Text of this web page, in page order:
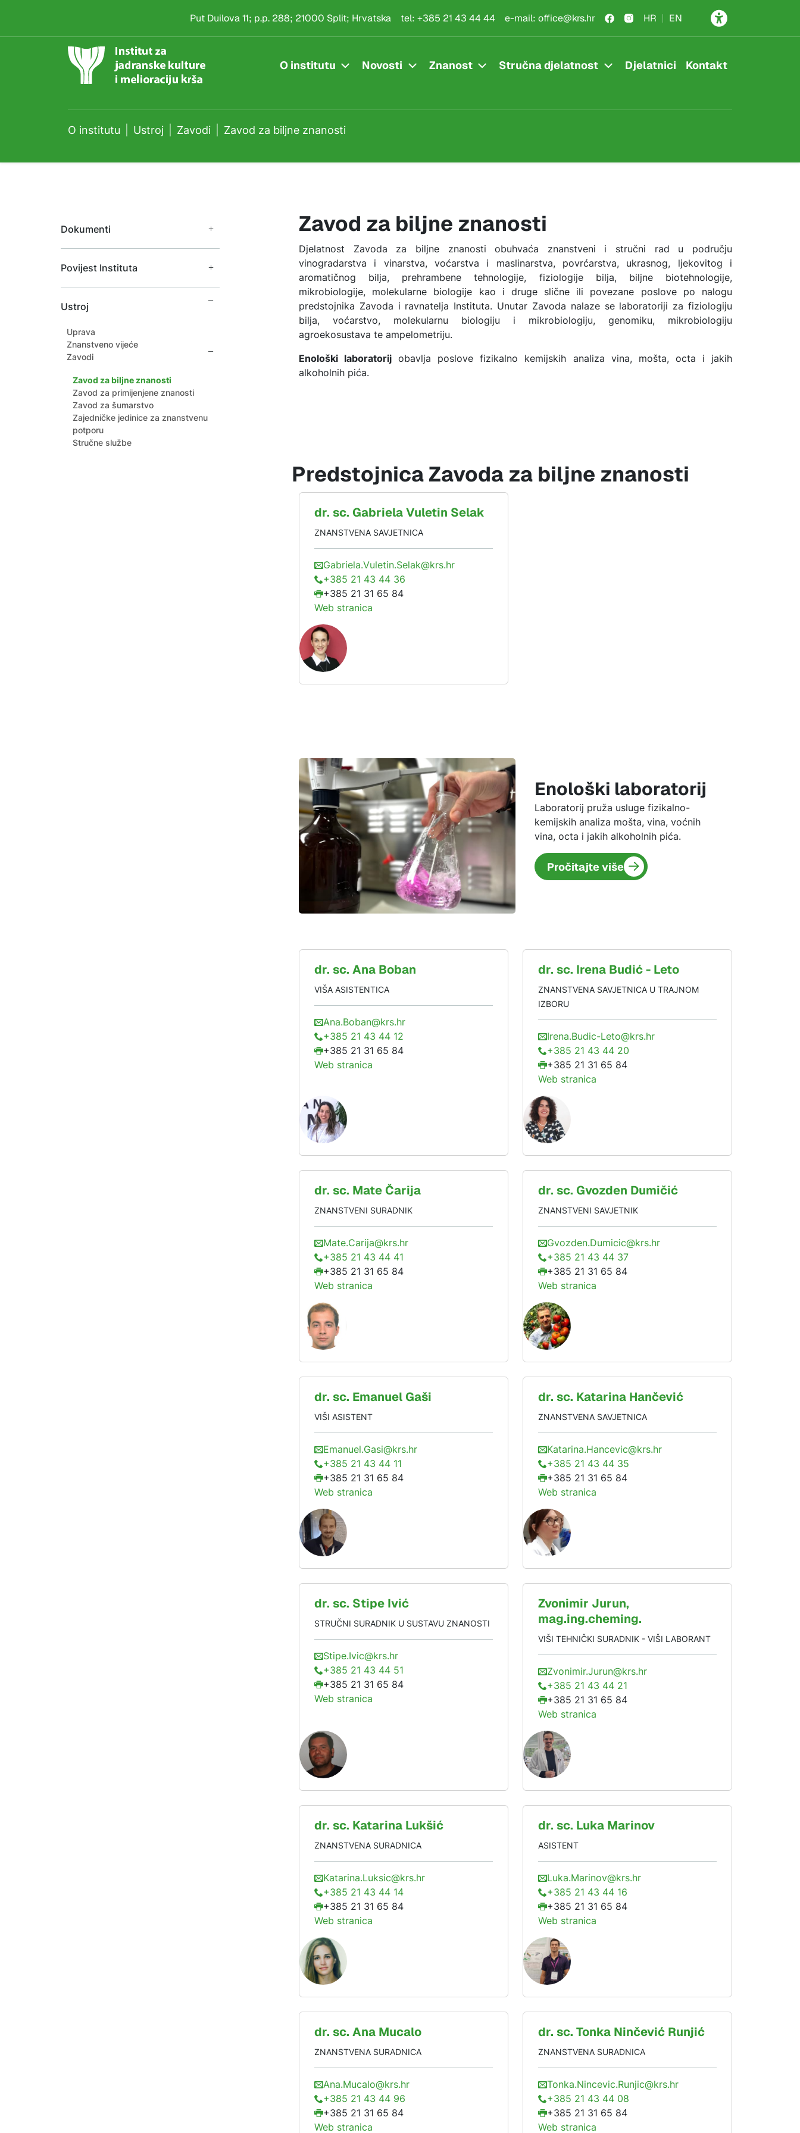
Zavod za biljne znanosti
Put Duilova 11; p.p. 288; 21000 Split; Hrvatska tel: +385 21 43 44 44 e-mail: office@krs.hr HR EN
O institutu Novosti Znanost Stručna djelatnost Djelatnici Kontakt
O institutu Ustroj Zavodi Zavod za biljne znanosti
Dokumenti
Javna nabava
Izjava o pristupačnosti
Zaštita dostojanstva zaposlenika
Povijest Instituta
Prijašnji djelatnici
Ustroj
Uprava
Znanstveno vijeće
Zavodi
Zavod za biljne znanosti
Zavod za primijenjene znanosti
Zavod za šumarstvo
Zajedničke jedinice za znanstvenu
potporu
Stručne službe
Zavod za biljne znanosti
Djelatnost Zavoda za biljne znanosti obuhvaća znanstveni i stručni rad u području
vinogradarstva i vinarstva, voćarstva i maslinarstva, povrćarstva, ukrasnog, ljekovitog i
aromatičnog bilja, prehrambene tehnologije, fiziologije bilja, biljne biotehnologije,
mikrobiologije, molekularne biologije kao i druge slične ili povezane poslove po nalogu
predstojnika Zavoda i ravnatelja Instituta. Unutar Zavoda nalaze se laboratoriji za fiziologiju
bilja, voćarstvo, molekularnu biologiju i mikrobiologiju, genomiku, mikrobiologiju
agroekosustava te ampelometriju.
Enološki laboratorij obavlja poslove fizikalno kemijskih analiza vina, mošta, octa i jakih
alkoholnih pića.
Predstojnica Zavoda za biljne znanosti
dr. sc. GabrielaVuletin Selak
ZNANSTVENA SAVJETNICA
Gabriela.Vuletin.Selak@krs.hr
+385 21 43 44 36
+385 21 31 65 84
Web stranica
Enološki laboratorij
Laboratorij pruža usluge fizikalno-
kemijskih analiza mošta, vina, voćnih
vina, octa i jakih alkoholnih pića.
Pročitajte više
dr. sc. Ana Boban
VIŠA ASISTENTICA
Ana.Boban@krs.hr
+385 21 43 44 12
+385 21 31 65 84
Web stranica
dr. sc. Irena Budić - Leto
ZNANSTVENA SAVJETNICA U TRAJNOM
IZBORU
Irena.Budic-Leto@krs.hr
+385 21 43 44 20
+385 21 31 65 84
Web stranica
dr. sc. MateČarija
ZNANSTVENI SURADNIK
Mate.Carija@krs.hr
+385 21 43 44 41
+385 21 31 65 84
Web stranica
dr. sc. Gvozden Dumičić
ZNANSTVENI SAVJETNIK
Gvozden.Dumicic@krs.hr
+385 21 43 44 37
+385 21 31 65 84
Web stranica
dr. sc. EmanuelGaši
VIŠI ASISTENT
Emanuel.Gasi@krs.hr
+385 21 43 44 11
+385 21 31 65 84
Web stranica
dr. sc. Katarina Hančević
ZNANSTVENA SAVJETNICA
Katarina.Hancevic@krs.hr
+385 21 43 44 35
+385 21 31 65 84
Web stranica
dr. sc. Stipe Ivić
STRUČNI SURADNIK U SUSTAVU ZNANOSTI
Stipe.Ivic@krs.hr
+385 21 43 44 51
+385 21 31 65 84
Web stranica
Zvonimir Jurun,
mag.ing.cheming.
VIŠI TEHNIČKI SURADNIK - VIŠI LABORANT
Zvonimir.Jurun@krs.hr
+385 21 43 44 21
+385 21 31 65 84
Web stranica
dr. sc. Katarina Lukšić
ZNANSTVENA SURADNICA
Katarina.Luksic@krs.hr
+385 21 43 44 14
+385 21 31 65 84
Web stranica
dr. sc. Luka Marinov
ASISTENT
Luka.Marinov@krs.hr
+385 21 43 44 16
+385 21 31 65 84
Web stranica
dr. sc. Ana Mucalo
ZNANSTVENA SURADNICA
Ana.Mucalo@krs.hr
+385 21 43 44 96
+385 21 31 65 84
Web stranica
dr. sc. Tonka Ninčević Runjić
ZNANSTVENA SURADNICA
Tonka.Nincevic.Runjic@krs.hr
+385 21 43 44 08
+385 21 31 65 84
Web stranica